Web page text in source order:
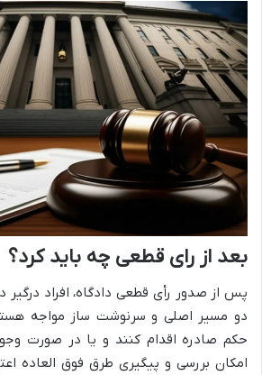
بعد از رای قطعی چه باید کرد؟
پس از صدور رأی قطعی دادگاه، افراد درگیر
دو مسیر اصلی و سرنوشت ساز مواجه
حکم صادره اقدام کنند و یا در صورت
امکان بررسی و پیگیری طرق فوق العاده